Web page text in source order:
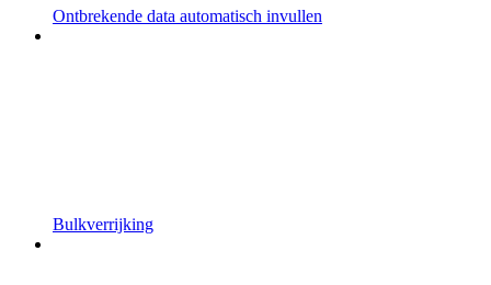
Ontbrekende data automatisch invullen
Bulkverrijking